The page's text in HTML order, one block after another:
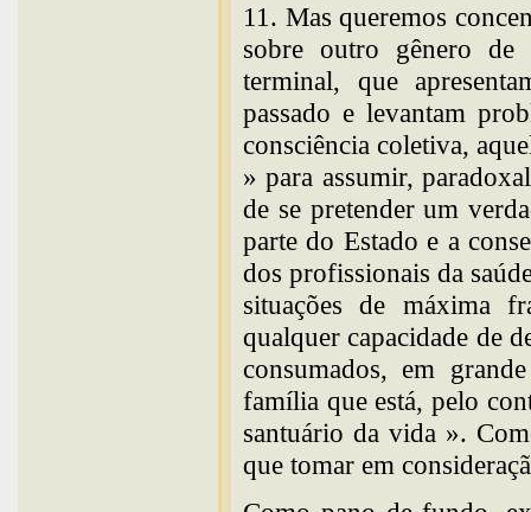
11. Mas queremos
sobre outro gênero de
terminal, que
passado e levantam
consciência coletiva,
» para assumir,
de se pretender um
parte do Estado e a
dos profissionais da
situações de máxima
qualquer capacidade de
consumados, em
família que está, pelo
santuário da vida ».
que tomar em